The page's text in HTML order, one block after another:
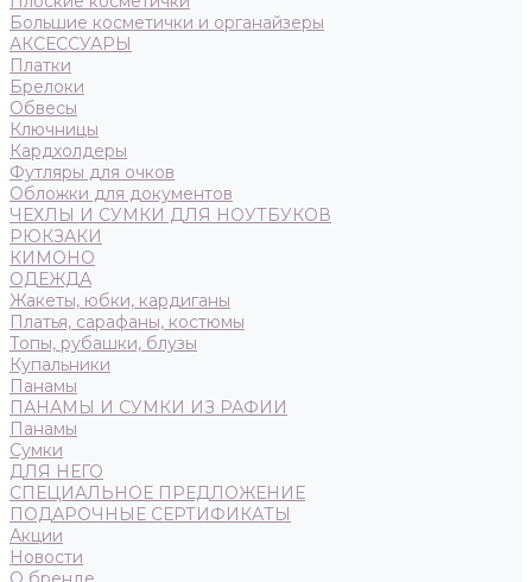
Большие косметички и органайзеры
АКСЕССУАРЫ
Платки
Брелоки
Обвесы
Ключницы
Кардхолдеры
Футляры для очков
Обложки для документов
ЧЕХЛЫ И СУМКИ ДЛЯ НОУТБУКОВ
РЮКЗАКИ
КИМОНО
ОДЕЖДА
Жакеты, юбки, кардиганы
Платья, сарафаны, костюмы
Топы, рубашки, блузы
Купальники
Панамы
ПАНАМЫ И СУМКИ ИЗ РАФИИ
Панамы
Сумки
ДЛЯ НЕГО
СПЕЦИАЛЬНОЕ ПРЕДЛОЖЕНИЕ
ПОДАРОЧНЫЕ СЕРТИФИКАТЫ
Акции
Новости